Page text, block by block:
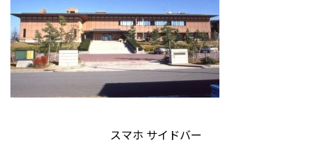
スマホ サイドバー